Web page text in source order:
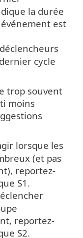
la durée
est
cycle
trop souvent
moins
lorsque les
(et pas
reportez-
S1.
reportez-
S2.